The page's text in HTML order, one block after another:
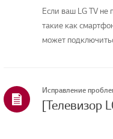
Если ваш LG TV не
такие как
может
Исправление
[Телевизор